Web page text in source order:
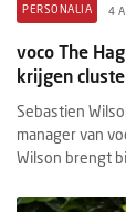
PERSONALIA 4
voco The
krijgen
Sebastien
manager van
Wilson brengt